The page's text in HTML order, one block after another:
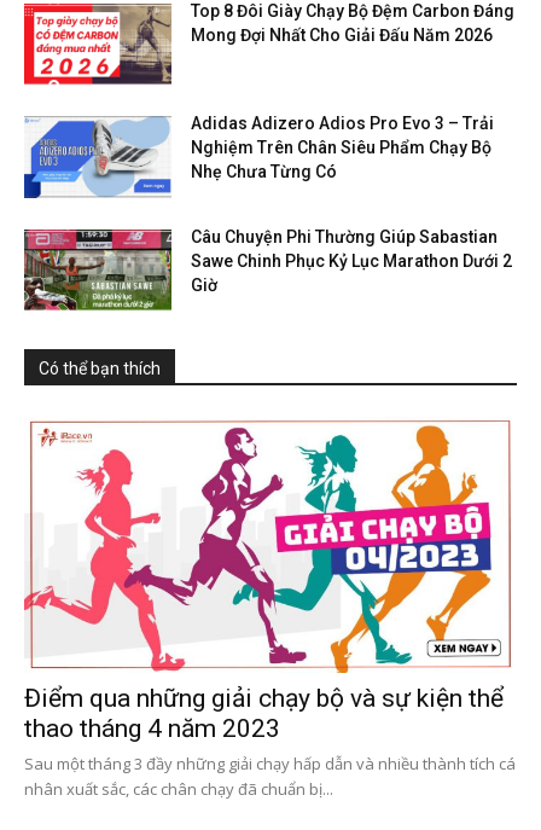
Top 8 Đôi Giày Chạy Bộ Đệm Carbon Đáng
Mong Đợi Nhất Cho Giải Đấu Năm 2026
Adidas Adizero Adios Pro Evo 3 – Trải
Nghiệm Trên Chân Siêu Phẩm Chạy Bộ
Nhẹ Chưa Từng Có
Câu Chuyện Phi Thường Giúp Sabastian
Sawe Chinh Phục Kỷ Lục Marathon Dưới 2
Giờ
Có thể bạn thích
Điểm qua những giải chạy bộ và sự kiện thể
thao tháng 4 năm 2023
Sau một tháng 3 đầy những giải chạy hấp dẫn và nhiều thành tích cá
nhân xuất sắc, các chân chạy đã chuẩn bị...